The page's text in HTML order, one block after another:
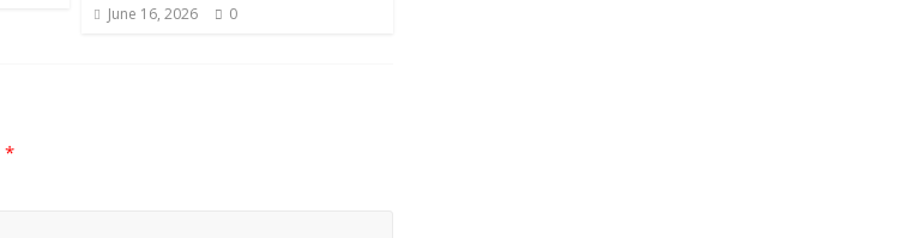
June 16, 2026 0
*